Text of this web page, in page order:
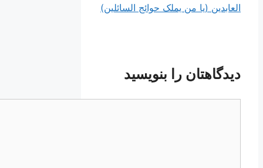
العابدین (یا من یملک حوائج السائلین)
دیدگاهتان را بنویسید